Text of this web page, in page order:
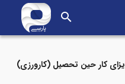
search
کار حین تحصیل (کارورزی)